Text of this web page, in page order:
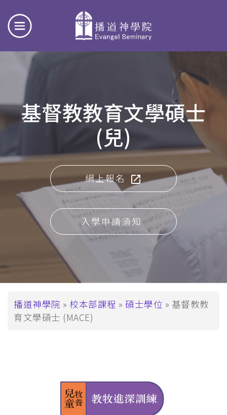
基督教教育文學碩士
(兒)
網上報名
入學申請須知
導
航
播道神學院 校本部課程 碩士學位
基督教教
育文學碩士 (MACE)